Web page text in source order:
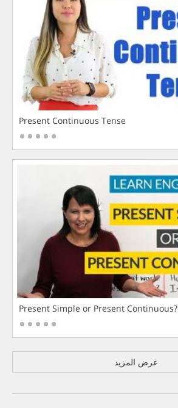
Present Continuous Tense
Present Simple or Present Continuous?
عرض المزيد